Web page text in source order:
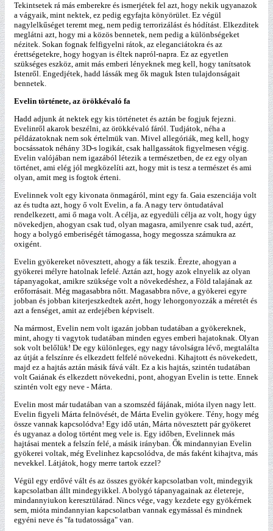
Tekintsetek rá más emberekre és ismerjétek fel azt, hogy nekik ugyanazok
a vágyaik, mint nektek, ez pedig egyfajta könyörület. Ez végül
nagylelkűséget teremt meg, nem pedig terrorizálást és hódítást. Elkezditek
meglátni azt, hogy mi a közös bennetek, nem pedig a különbségeket
nézitek. Sokan fognak felfigyelni rátok, az eleganciátokra és az
érettségetekre, hogy hogyan is éltek napról-napra. Ez az egyetlen
szükséges eszköz, amit más emberi lényeknek meg kell, hogy tanítsatok
Istenről. Engedjétek, hadd lássák meg ők maguk Isten tulajdonságait
bennetek.
Evelin története, az örökkévaló fa
Hadd adjunk át nektek egy kis történetet és aztán be fogjuk fejezni.
Evelinről akarok beszélni, az örökkévaló fáról. Tudjátok, néha a
példázatoknak nem sok értelmük van. Mivel allegóriák, meg kell, hogy
bocsássatok néhány 3D-s logikát, csak hallgassátok figyelmesen végig.
Evelin valójában nem igazából létezik a természetben, de ez egy olyan
történet, ami elég jól megközelíti azt, hogy mit is tesz a természet és ami
olyan, amit meg is fogtok érteni.
Evelinnek volt egy kivonata önmagáról, mint egy fa. Gaia eszenciája volt
az és tudta azt, hogy ő volt Evelin, a fa. A nagy terv öntudatával
rendelkezett, ami ő maga volt. A célja, az egyedüli célja az volt, hogy úgy
növekedjen, ahogyan csak tud, olyan magasra, amilyenre csak tud, azért,
hogy a bolygó emberiségét támogassa, hogy megossza számukra az
oxigént.
Evelin gyökereket növesztett, ahogy a fák teszik. Érezte, ahogyan a
gyökerei mélyre hatolnak lefelé. Aztán azt, hogy azok elnyelik az olyan
tápanyagokat, amikre szüksége volt a növekedéshez, a Föld talajának az
erőforrásait. Még magasabbra nőtt. Magasabbra nőve, a gyökerei egyre
jobban és jobban kiterjeszkedtek azért, hogy lehorgonyozzák a méretét és
azt a fenséget, amit az erdejében képviselt.
Na mármost, Evelin nem volt igazán jobban tudatában a gyökereknek,
mint, ahogy ti vagytok tudatában minden egyes emberi hajatoknak. Olyan
sok volt belőlük! De egy különleges, egy nagy távolságra lévő, megtalálta
az útját a felszínre és elkezdett felfelé növekedni. Kihajtott és növekedett,
majd ez a hajtás aztán másik fává vált. Ez a kis hajtás, szintén tudatában
volt Gaiának és elkezdett növekedni, pont, ahogyan Evelin is tette. Ennek
szintén volt egy neve - Márta.
Evelin most már tudatában van a szomszéd fájának, mióta ilyen nagy lett.
Evelin figyeli Márta felnövését, de Márta Evelin gyökere. Tény, hogy még
össze vannak kapcsolódva! Egy idő után, Márta növesztett pár gyökeret
és ugyanaz a dolog történt meg vele is. Egy időben, Evelinnek más
hajtásai mentek a felszín felé, a másik irányban. Ők mindannyian Evelin
gyökerei voltak, még Evelinhez kapcsolódva, de más faként kihajtva, más
nevekkel. Látjátok, hogy merre tartok ezzel?
Végül egy erdővé vált és az összes gyökér kapcsolatban volt, mindegyik
kapcsolatban állt mindegyikkel. A bolygó tápanyagainak az életereje,
mindannyiukon keresztülárad. Nincs vége, vagy kezdete egy gyökérnek
sem, mióta mindannyian kapcsolatban vannak egymással és mindnek
egyéni neve és "fa tudatossága" van.